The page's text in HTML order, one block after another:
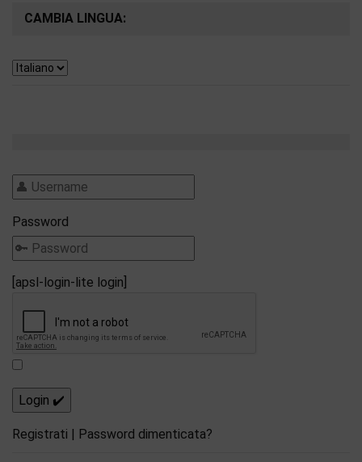
CAMBIA LINGUA:
Password
[apsl-login-lite login]
Registrati | Password dimenticata?